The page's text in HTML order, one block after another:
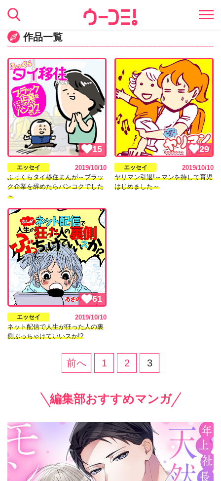
作品一覧
15
エッセイ
2019/10/10
ふっくらタイ移住まんが～ブラッ
ク企業を辞めたらバンコクでした
～
29
エッセイ
2019/10/10
ヤリマン引退!～マンを持して育児
はじめました～
61
エッセイ
2019/10/10
ネット配信で人生が狂った人の裏
側ぶっちゃけていいスか!?
前へ 1 2 3
編集部おすすめマンガ